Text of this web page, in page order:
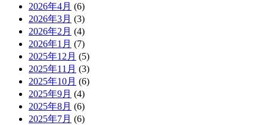
2026年4月 (6)
2026年3月 (3)
2026年2月 (4)
2026年1月 (7)
2025年12月 (5)
2025年11月 (3)
2025年10月 (6)
2025年9月 (4)
2025年8月 (6)
2025年7月 (6)